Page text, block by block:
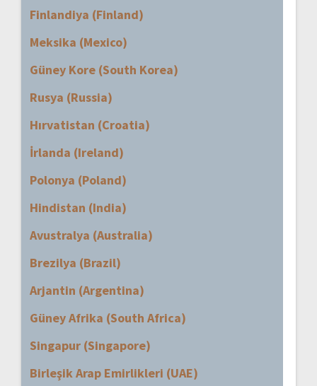
Finlandiya (Finland)
Meksika (Mexico)
Güney Kore (South Korea)
Rusya (Russia)
Hırvatistan (Croatia)
İrlanda (Ireland)
Polonya (Poland)
Hindistan (India)
Avustralya (Australia)
Brezilya (Brazil)
Arjantin (Argentina)
Güney Afrika (South Africa)
Singapur (Singapore)
Birleşik Arap Emirlikleri (UAE)